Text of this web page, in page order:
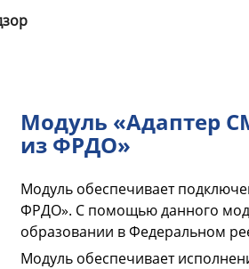
Модуль «Адаптер
из ФРДО»
Модуль обеспечивает
ФРДО». С помощью данного
образовании в Федеральном
Модуль обеспечивает